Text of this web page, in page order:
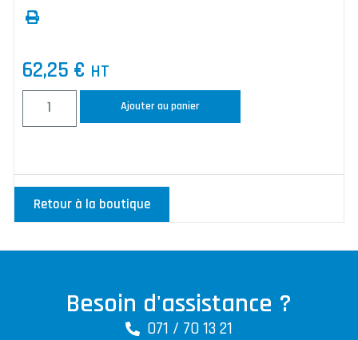
62,25 € HT
Ajouter au panier
Retour à la boutique
Besoin d'assistance ?
071 / 70 13 21